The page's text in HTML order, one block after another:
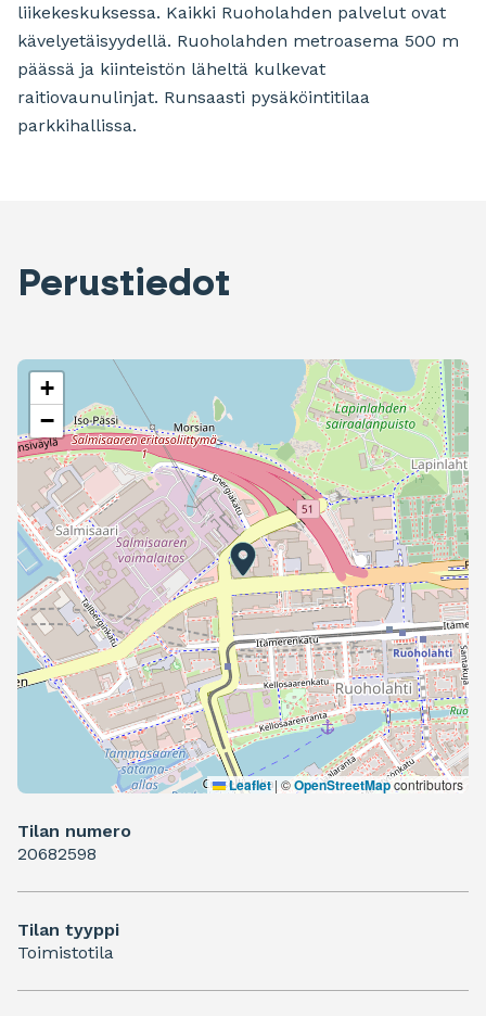
liikekeskuksessa. Kaikki Ruoholahden palvelut ovat
kävelyetäisyydellä. Ruoholahden metroasema 500 m
päässä ja kiinteistön läheltä kulkevat
raitiovaunulinjat. Runsaasti pysäköintitilaa
parkkihallissa.
Perustiedot
+
−
Leaflet | ©OpenStreetMapcontributors
Tilan numero
20682598
Tilan tyyppi
Toimistotila